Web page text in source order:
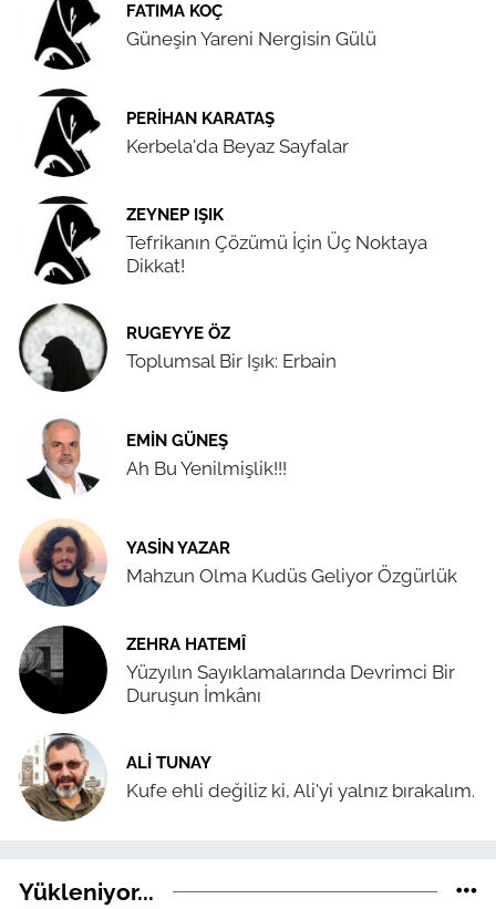
FATIMA KOÇ
Güneşin Yareni Nergisin Gülü
PERIHAN KARATAŞ
Kerbela'da Beyaz Sayfalar
ZEYNEP IŞIK
Tefrikanın Çözümü İçin Üç Noktaya
Dikkat!
RUGEYYE ÖZ
Toplumsal Bir Işık: Erbain
EMIN GÜNEŞ
Ah Bu Yenilmişlik!!!
YASIN YAZAR
Mahzun Olma Kudüs Geliyor Özgürlük
ZEHRA HATEMÎ
Yüzyılın Sayıklamalarında Devrimci Bir
Duruşun İmkânı
ALI TUNAY
Kufe ehli değiliz ki, Ali'yi yalnız bırakalım.
Yükleniyor...